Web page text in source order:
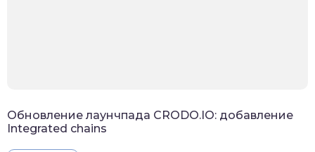
Обновление лаунчпада CRODO.IO: добавление
Integrated chains